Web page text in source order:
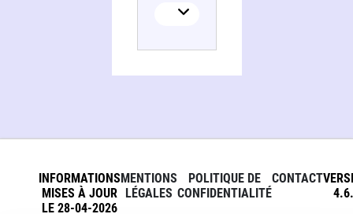
INFORMATIONS
MISES À JOUR
LE 28-04-2026
MENTIONS
LÉGALES
POLITIQUE DE
CONFIDENTIALITÉ
CONTACT